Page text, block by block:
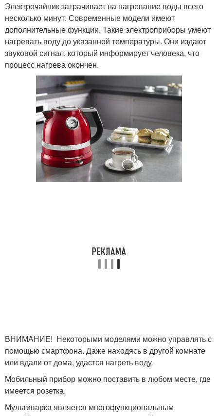
Электрочайник затрачивает на нагревание воды всего
несколько минут. Современные модели имеют
дополнительные функции. Такие электроприборы умеют
нагревать воду до указанной температуры. Они издают
звуковой сигнал, который информирует человека, что
процесс нагрева окончен.
ВНИМАНИЕ! Некоторыми моделями можно управлять с
помощью смартфона. Даже находясь в другой комнате
или вдали от дома, удастся нагреть воду.
Мобильный прибор можно поставить в любом месте, где
имеется розетка.
Мультиварка является многофункциональным